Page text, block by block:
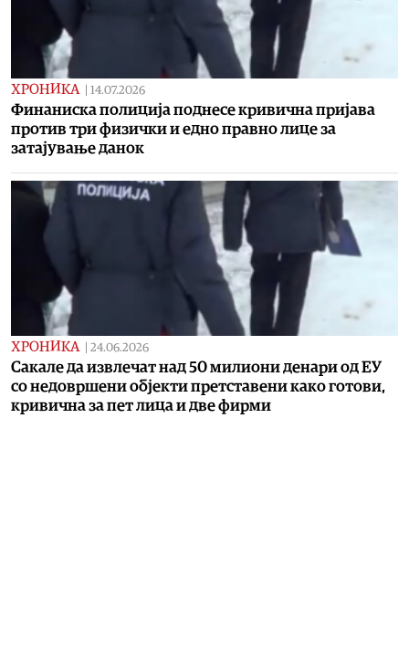
ХРОНИКА | 14.07.2026
Финаниска полиција поднесе кривична пријава
против три физички и едно правно лице за
затајување данок
ХРОНИКА | 24.06.2026
Сакале да извлечат над 50 милиони денари од ЕУ
со недовршени објекти претставени како готови,
кривична за пет лица и две фирми